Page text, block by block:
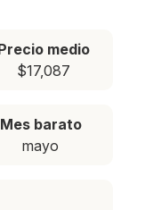
medio
$17,087
Mes barato
mayo